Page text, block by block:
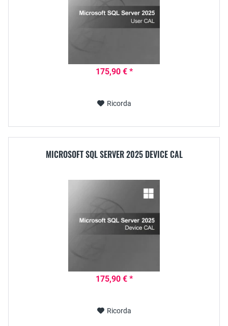
175,90 € *
Ricorda
MICROSOFT SQL SERVER 2025 DEVICE CAL
175,90 € *
Ricorda